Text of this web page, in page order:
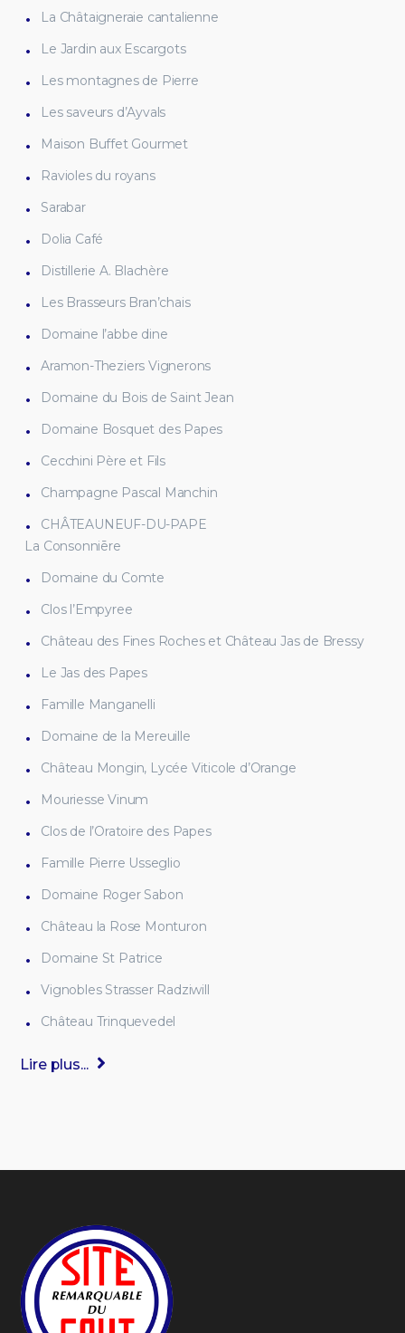
La Châtaigneraie cantalienne
Le Jardin aux Escargots
Les montagnes de Pierre
Les saveurs d’Ayvals
Maison Buffet Gourmet
Ravioles du royans
Sarabar
Dolia Café
Distillerie A. Blachère
Les Brasseurs Bran’chais
Domaine l’abbe dine
Aramon-Theziers Vignerons
Domaine du Bois de Saint Jean
Domaine Bosquet des Papes
Cecchini Père et Fils
Champagne Pascal Manchin
CHÂTEAUNEUF-DU-PAPE
La Consonniēre
Domaine du Comte
Clos l’Empyree
Château des Fines Roches et Château Jas de Bressy
Le Jas des Papes
Famille Manganelli
Domaine de la Mereuille
Château Mongin, Lycée Viticole d’Orange
Mouriesse Vinum
Clos de l’Oratoire des Papes
Famille Pierre Usseglio
Domaine Roger Sabon
Château la Rose Monturon
Domaine St Patrice
Vignobles Strasser Radziwill
Château Trinquevedel
Lire plus...